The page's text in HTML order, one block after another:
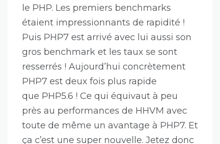
le PHP. Les premiers benchmarks
étaient impressionnants de rapidité !
Puis PHP7 est arrivé avec lui aussi son
gros benchmark et les taux se sont
resserrés ! Aujourd’hui concrètement
PHP7 est deux fois plus rapide
que PHP5.6 ! Ce qui équivaut à peu
près au performances de HHVM avec
toute de même un avantage à PHP7. Et
ça c’est une super nouvelle. Jetez donc